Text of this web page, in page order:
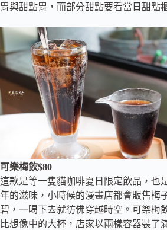
胃與甜點胃，而部分甜點要看當日甜點
可樂梅飲$80
這款是等一隻貓咖啡夏日限定飲品，也
年的滋味，小時候的漫畫店都會販售梅
碧，一喝下去就彷佛穿越時空。可樂梅
比想像中的大杯，店家以兩樣容器裝了